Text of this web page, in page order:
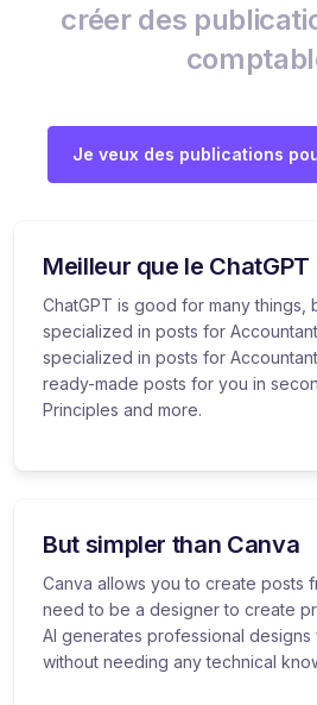
créer des
Je veux des publications
Meilleur que le ChatGPT
ChatGPT is good for many things,
specialized in posts for
specialized in posts for
ready-made posts for you in
Principles and more.
But simpler than Canva
Canva allows you to create posts
need to be a designer to create
AI generates professional
without needing any technical